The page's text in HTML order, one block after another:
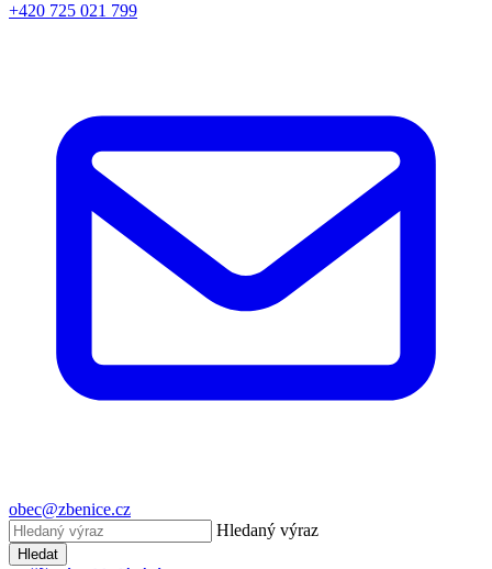
+420 725 021 799
obec@zbenice.cz
Hledaný výraz
Hledat